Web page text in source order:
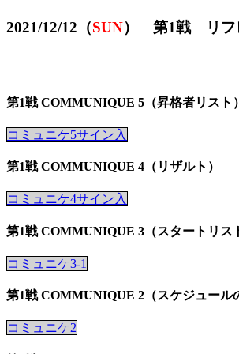
2021/12/12（SUN） 第1戦 リフ
第1戦 COMMUNIQUE 5（昇格者リスト）
コミュニケ5サイン入
第1戦 COMMUNIQUE 4（リザルト）
コミュニケ4サイン入
第1戦 COMMUNIQUE 3（スタートリス
コミュニケ3-1
第1戦 COMMUNIQUE 2（スケジュール
コミュニケ2